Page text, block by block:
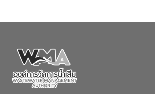
ในครั้งนี้เป็นการดึงจุดแข็งและความ
(อจน.) มาผสานกับประสบการณ์และ
เทคโนโลยีโครงข่ายน้ำครบวงจรในพื้นที่ EEC
ของอีสท์ วอเตอร์ เพื่อร่วมกันศึกษา
เทคโนโลยีการปรับปรุงคุณภาพน้ำ (Water
Reuse) และพัฒนารูปแบบการดำเนินงาน